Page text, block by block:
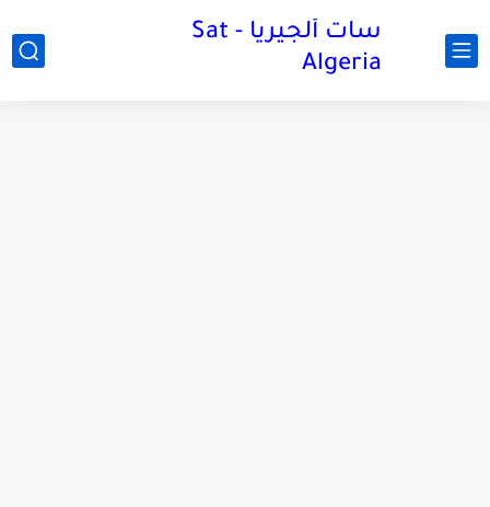
سات ألجيريا - Sat
Algeria